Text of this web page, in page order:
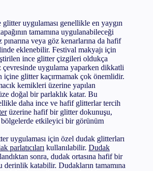
uygulaması genellikle en yaygın
tamamına uygulanabileceği
pınarına veya göz kenarlarına da hafif
eklenebilir. Festival makyajı için
ince glitter çizgileri oldukça
uygulama yaparken dikkatli
içine glitter kaçırmamak çok önemlidir.
kemikleri üzerine yapılan
doğal bir parlaklık katar. Bu
daha ince ve hafif glitterlar tercih
üzerine hafif bir glitter dokunuşu,
bölgelerde etkileyici bir görünüm
uygulaması için özel dudak glitterları
parlatıcıları kullanılabilir. Dudak
sonra, dudak ortasına hafif bir
derinlik katabilir. Dudakların tamamına